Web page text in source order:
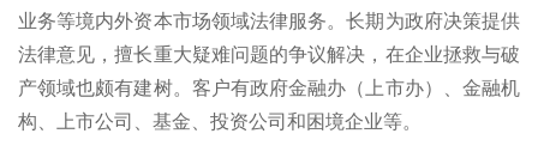
业务等境内外资本市场领域法律服务。长期为政府决策提供
法律意见，擅长重大疑难问题的争议解决，在企业拯救与破
产领域也颇有建树。客户有政府金融办（上市办）、金融机
构、上市公司、基金、投资公司和困境企业等。